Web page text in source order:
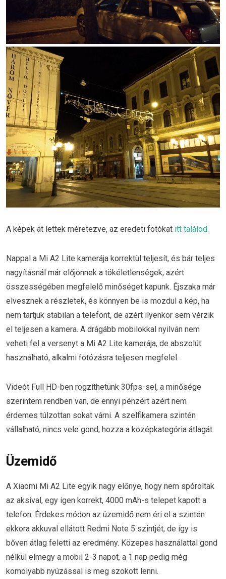
A képek át lettek méretezve, az eredeti fotókat itt találod.
Nappal a Mi A2 Lite kamerája korrektül teljesít, és bár teljes
nagyításnál már előjönnek a tökéletlenségek, azért
összességében megfelelő minőséget kapunk. Éjszaka már
elvesznek a részletek, és könnyen be is mozdul a kép, ha
nem tartjuk stabilan a telefont, de azért ilyenkor sem vérzik
el teljesen a kamera. A drágább mobilokkal nyilván nem
veheti fel a versenyt a Mi A2 Lite kamerája, de abszolút
használható, alkalmi fotózásra teljesen megfelel.
Videót Full HD-ben rögzíthetünk 30fps-sel, a minősége
szerintem rendben van, de ennyi pénzért azért nem
érdemes túlzottan sokat várni. A szelfikamera szintén
vállalható, nincs vele gond, hozza a középkategória átlagát.
Üzemidő
A Xiaomi Mi A2 Lite egyik nagy előnye, hogy nem spóroltak
az aksival, egy igen korrekt, 4000 mAh-s telepet kapott a
telefon. Érdekes módon az üzemidő nem éri el a szintén
ekkora akkuval ellátott Redmi Note 5 szintjét, de így is
bőven átlag feletti az eredmény. Közepes használattal gond
nélkül elmegy a mobil 2-3 napot, a 1 nap pedig még
komolyabb nyúzással is meg szokott lenni.